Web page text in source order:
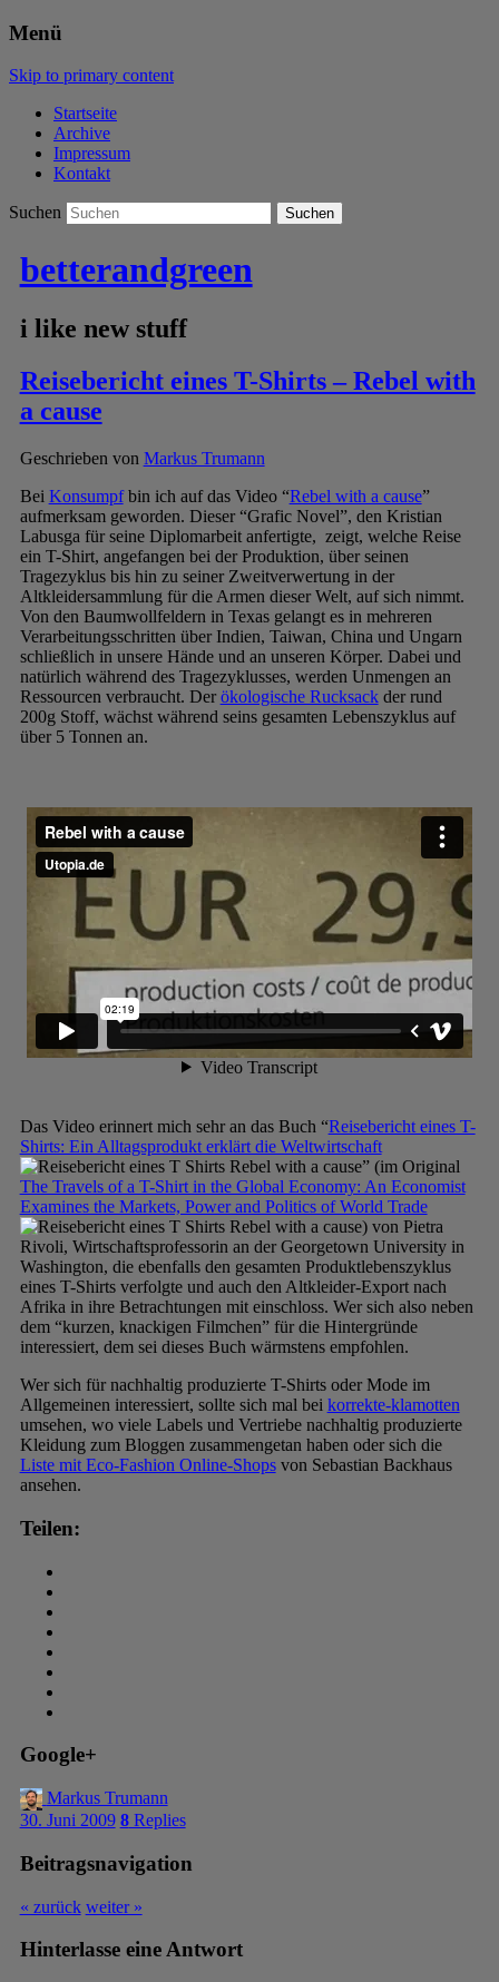
Menü
Skip to primary content
Startseite
Archive
Impressum
Kontakt
Suchen
betterandgreen
i like new stuff
Reisebericht eines T-Shirts – Rebel with
a cause
Geschrieben von Markus Trumann
Bei Konsumpfbin ich auf das Video “Rebel with a cause”
aufmerksam geworden. Dieser “Grafic Novel”, den Kristian
Labusga für seine Diplomarbeit anfertigte, zeigt, welche Reise
ein T-Shirt, angefangen bei der Produktion, über seinen
Tragezyklus bis hin zu seiner Zweitverwertung in der
Altkleidersammlung für die Armen dieser Welt, auf sich nimmt.
Von den Baumwollfeldern in Texas gelangt es in mehreren
Verarbeitungsschritten über Indien, Taiwan, China und Ungarn
schließlich in unsere Hände und an unseren Körper. Dabei und
natürlich während des Tragezyklusses, werden Unmengen an
Ressourcen verbraucht. Der ökologische Rucksackder rund
200g Stoff, wächst während seins gesamten Lebenszyklus auf
über 5 Tonnen an.
Das Video erinnert mich sehr an das Buch “Reisebericht eines T-
Shirts: Ein Alltagsprodukt erklärt die Weltwirtschaft
” (im Original
The Travels of a T-Shirt in the Global Economy: An Economist
Examines the Markets, Power and Politics of World Trade
) von Pietra
Rivoli, Wirtschaftsprofessorin an der Georgetown University in
Washington, die ebenfalls den gesamten Produktlebenszyklus
eines T-Shirts verfolgte und auch den Altkleider-Export nach
Afrika in ihre Betrachtungen mit einschloss. Wer sich also neben
dem “kurzen, knackigen Filmchen” für die Hintergründe
interessiert, dem sei dieses Buch wärmstens empfohlen.
Wer sich für nachhaltig produzierte T-Shirts oder Mode im
Allgemeinen interessiert, sollte sich mal bei korrekte-klamotten
umsehen, wo viele Labels und Vertriebe nachhaltig produzierte
Kleidung zum Bloggen zusammengetan haben oder sich die
Liste mit Eco-Fashion Online-Shopsvon Sebastian Backhaus
ansehen.
Teilen:
Google+
Markus Trumann
30. Juni 2009 8Replies
Beitragsnavigation
« zurück weiter »
Hinterlasse eine Antwort